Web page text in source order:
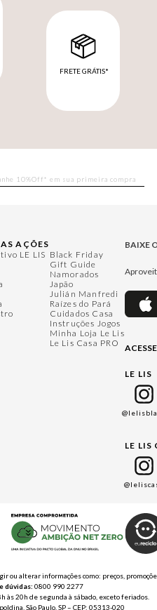
FRETE GRÁTIS*
AÇÕES
LE LIS Black Friday
Gift Guide
Namorados
Japão
Julián Manfredi
Raízes do Pará
Cuidados Casa
Instruções Jogos
Minha Loja Le Lis
Le Lis Casa PRO
BAIXE
LE LIS
LE LIS
ou alterar informações como: preços,
dúvidas: 0800 990 2277
às 20h de segunda à sábado, exceto feriados.
São Paulo, SP – CEP: 05313-020